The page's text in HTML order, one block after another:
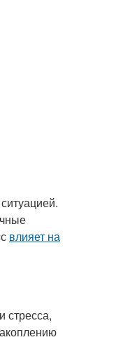
влияет на
стресса,